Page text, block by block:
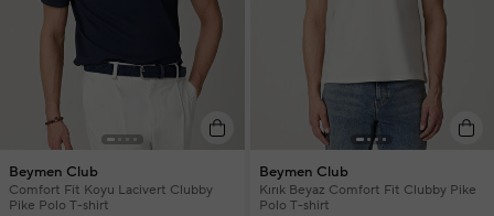
Beymen Club
Comfort Fit Koyu Lacivert Clubby
Pike Polo T-shirt
Beymen Club
Kırık Beyaz Comfort Fit Clubby Pike
Polo T-shirt